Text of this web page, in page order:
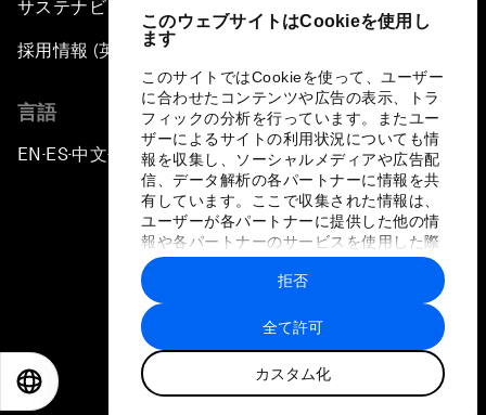
このウェブサイトはCookieを使用し
ます
このサイトではCookieを使って、ユーザー
に合わせたコンテンツや広告の表示、トラ
フィックの分析を行っています。またユー
ザーによるサイトの利用状況についても情
報を収集し、ソーシャルメディアや広告配
信、データ解析の各パートナーに情報を共
有しています。ここで収集された情報は、
ユーザーが各パートナーに提供した他の情
報や各パートナーのサービスを使用した際
に収集された情報と組み合わされ、各パー
トナーによって使用されることがありま
す。
全て許可
カスタム化
拒否
サステナビリティへの取り組み
採用情報 (英語のみ)
言語
EN ▪ES▪中文▪ 日本語
プライバシーポリシーと利用規約
サイトマップ
©
世界経済フォーラム